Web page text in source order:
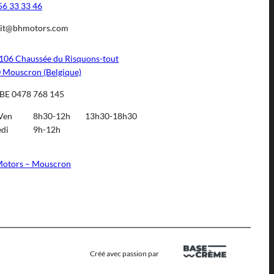
33 33 46
Chaussée du Risquons-tout
Mouscron (Belgique)
0478 768 145
8h30-12h
13h30-18h30
9h-12h
– Mouscron
Créé avec passion par